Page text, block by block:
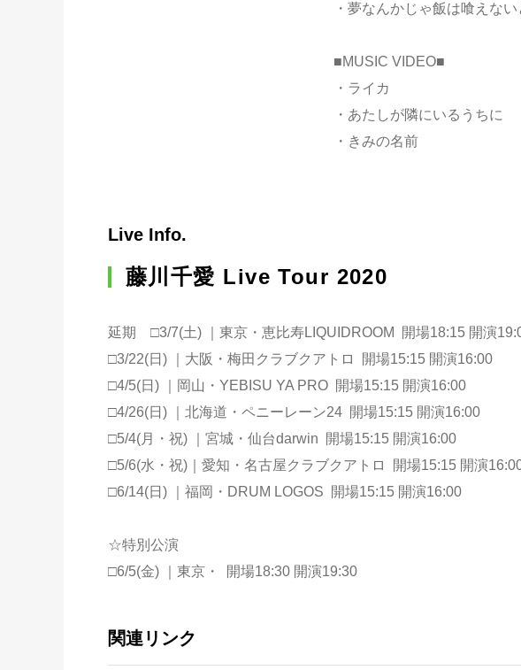
・夢なんかじゃ飯は喰えな
■MUSIC VIDEO■
・ライカ
・あたしが隣にいるうちに
・きみの名前
Live Info.
藤川千愛 Live Tour 2020
延期 □3/7(土) ｜東京・恵比寿LIQUIDROOM 開場18:15 開演
□3/22(日) ｜大阪・梅田クラブクアトロ 開場15:15 開演16:00
□4/5(日) ｜岡山・YEBISU YA PRO 開場15:15 開演16:00
□4/26(日) ｜北海道・ペニーレーン24 開場15:15 開演16:00
□5/4(月・祝) ｜宮城・仙台darwin 開場15:15 開演16:00
□5/6(水・祝)｜愛知・名古屋クラブクアトロ 開場15:15 開演
□6/14(日) ｜福岡・DRUM LOGOS 開場15:15 開演16:00
☆特別公演
□6/5(金) ｜東京・ 開場18:30 開演19:30
関連リンク